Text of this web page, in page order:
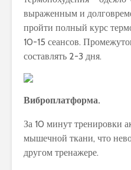
выраженным и
пройти полный курс
10-15 сеансов.
составлять 2-3 дня.
Виброплатформа.
За 10 минут тренировки
мышечной ткани, что
другом тренажере.